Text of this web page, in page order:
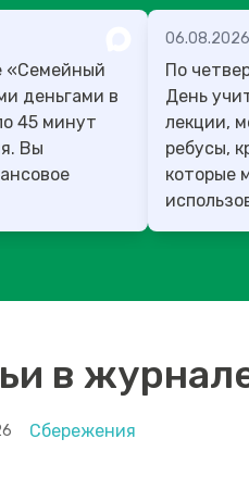
«Семейный
деньгами в
45 минут
По
День учителя! В этот день
лекции,
ребусы,
которые
в
Сбережения